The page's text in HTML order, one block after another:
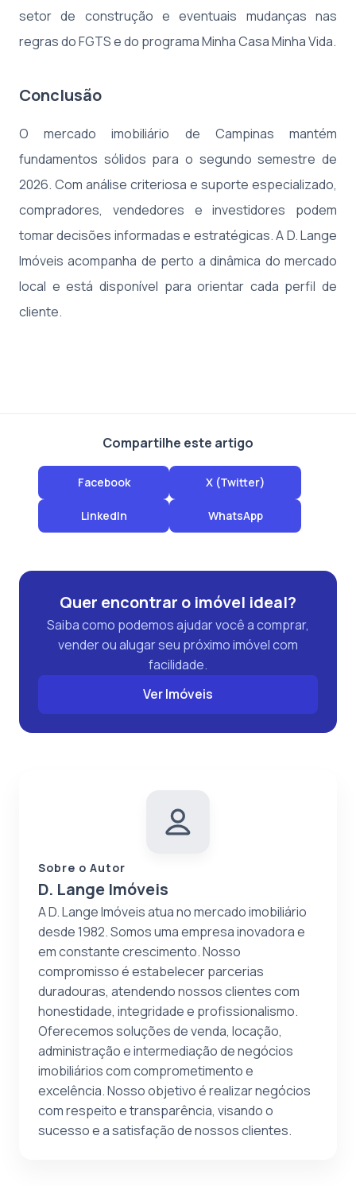
setor de construção e eventuais mudanças nas
regras do FGTS e do programa Minha Casa Minha Vida.
Conclusão
O mercado imobiliário de Campinas mantém
fundamentos sólidos para o segundo semestre de
2026. Com análise criteriosa e suporte especializado,
compradores, vendedores e investidores podem
tomar decisões informadas e estratégicas. A D. Lange
Imóveis acompanha de perto a dinâmica do mercado
local e está disponível para orientar cada perfil de
cliente.
Compartilhe este artigo
Facebook X (Twitter)
LinkedIn WhatsApp
Quer encontrar o imóvel ideal?
Saiba como podemos ajudar você a comprar,
vender ou alugar seu próximo imóvel com
facilidade.
Ver Imóveis
Sobre o Autor
D. Lange Imóveis
A D. Lange Imóveis atua no mercado imobiliário
desde 1982. Somos uma empresa inovadora e
em constante crescimento. Nosso
compromisso é estabelecer parcerias
duradouras, atendendo nossos clientes com
honestidade, integridade e profissionalismo.
Oferecemos soluções de venda, locação,
administração e intermediação de negócios
imobiliários com comprometimento e
excelência. Nosso objetivo é realizar negócios
com respeito e transparência, visando o
sucesso e a satisfação de nossos clientes.